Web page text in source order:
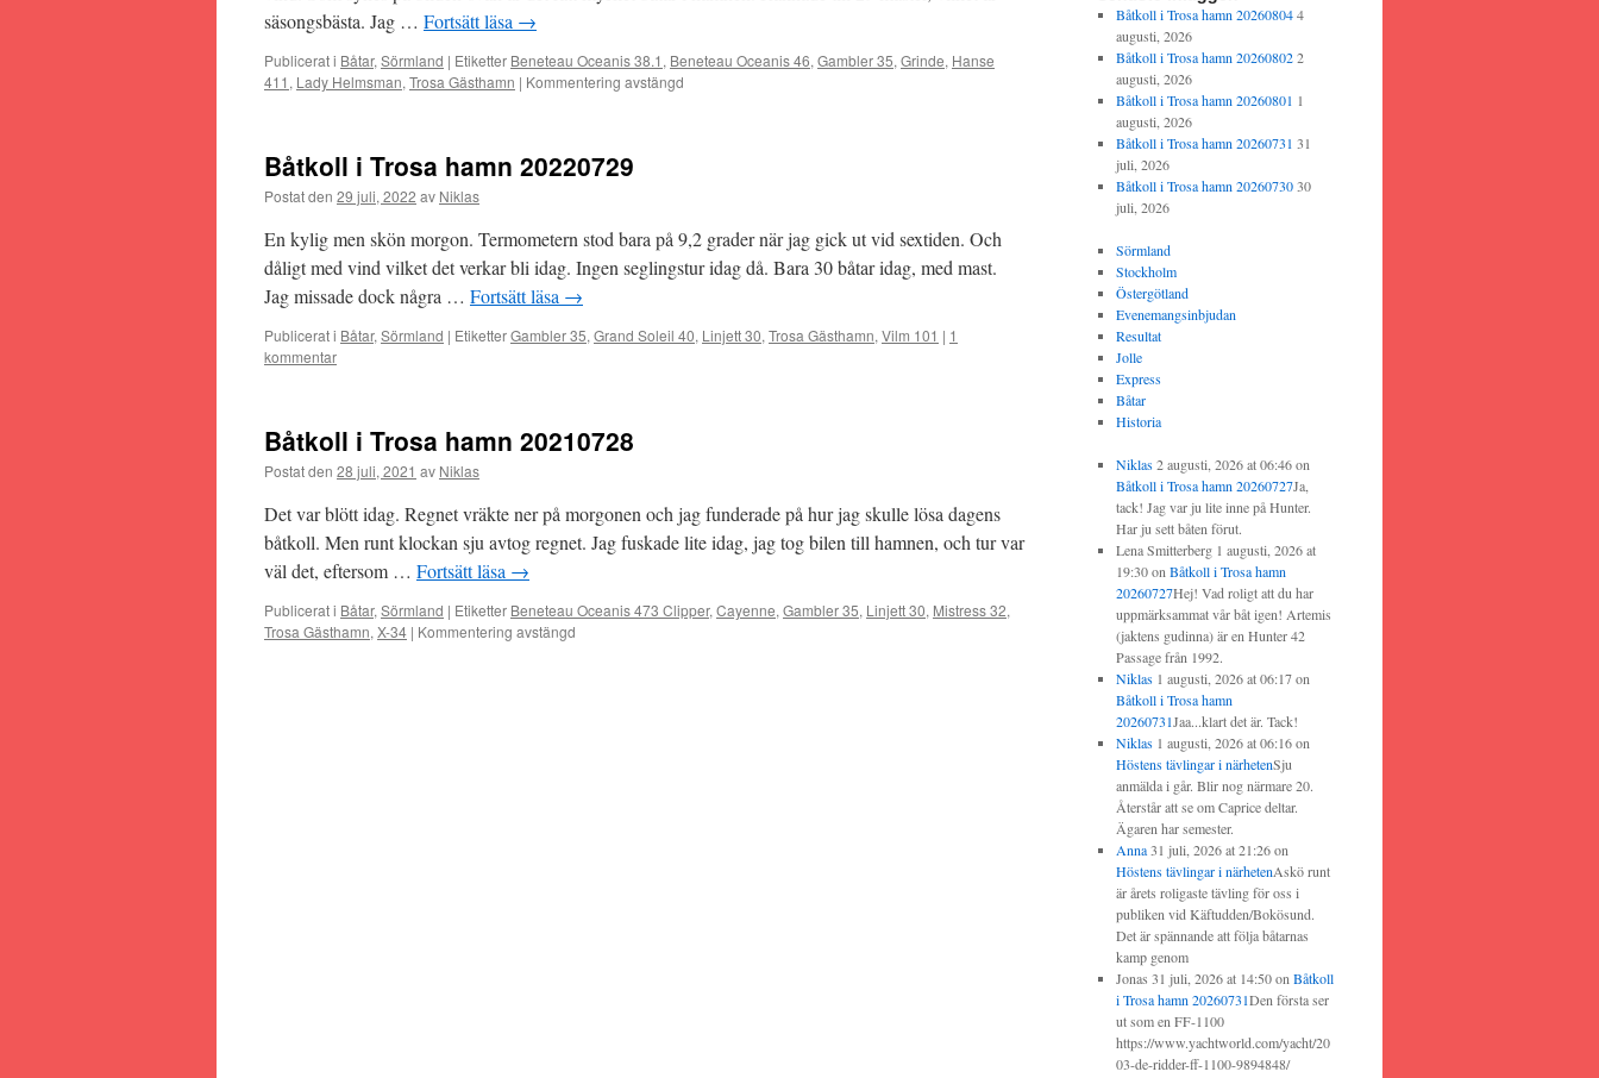
säsongsbästa. Jag … Fortsätt läsa →
Publicerat i Båtar, Sörmland | Etiketter Beneteau Oceanis 38.1 , Beneteau Oceanis 46, Gambler 35, Grinde, Hanse
411 , Lady Helmsman, Trosa Gästhamn | Kommentering avstängd
Båtkoll i Trosa hamn 20220729
Postat den 29 juli, 2022 av Niklas
En kylig men skön morgon. Termometern stod bara på 9,2 grader när jag gick ut vid sextiden. Och
dåligt med vind vilket det verkar bli idag. Ingen seglingstur idag då. Bara 30 båtar idag, med mast.
Jag missade dock några … Fortsätt läsa →
Publicerat i Båtar, Sörmland | EtiketterGambler 35, Grand Soleil 40, Linjett 30, Trosa Gästhamn, Vilm 101 | 1
kommentar
Båtkoll i Trosa hamn 20210728
Postat den 28 juli, 2021 av Niklas
Det var blött idag. Regnet vräkte ner på morgonen och jag funderade på hur jag skulle lösa dagens
båtkoll. Men runt klockan sju avtog regnet. Jag fuskade lite idag, jag tog bilen till hamnen, och tur var
väl det, eftersom … Fortsätt läsa →
Publicerat i Båtar, Sörmland | Etiketter Beneteau Oceanis 473 Clipper, Cayenne, Gambler 35, Linjett 30, Mistress 32,
Trosa Gästhamn, X-34 | Kommentering avstängd
Båtkoll i Trosa hamn 20260804 4
augusti, 2026
Båtkoll i Trosa hamn 20260802 2
augusti, 2026
Båtkoll i Trosa hamn 20260801 1
augusti, 2026
Båtkoll i Trosa hamn 20260731 31
juli, 2026
Båtkoll i Trosa hamn 20260730 30
juli, 2026
Sörmland
Stockholm
Östergötland
Evenemangsinbjudan
Resultat
Jolle
Express
Båtar
Historia
Niklas2 augusti, 2026 at 06:46on
Båtkoll i Trosa hamn 20260727Ja,
tack! Jag var ju lite inne på Hunter.
Har ju sett båten förut.
Lena Smitterberg1 augusti, 2026 at
19:30on Båtkoll i Trosa hamn
20260727Hej! Vad roligt att du har
uppmärksammat vår båt igen! Artemis
(jaktens gudinna) är en Hunter 42
Passage från 1992.
Niklas1 augusti, 2026 at 06:17on
Båtkoll i Trosa hamn
20260731Jaa...klart det är. Tack!
Niklas1 augusti, 2026 at 06:16on
Höstens tävlingar i närhetenSju
anmälda i går. Blir nog närmare 20.
Återstår att se om Caprice deltar.
Ägaren har semester.
Anna31 juli, 2026 at 21:26on
Höstens tävlingar i närhetenAskö runt
är årets roligaste tävling för oss i
publiken vid Käftudden/Bokösund.
Det är spännande att följa båtarnas
kamp genom
Jonas 31 juli, 2026 at 14:50on Båtkoll
i Trosa hamn 20260731Den första ser
ut som en FF-1100
https://www.yachtworld.com/yacht/20
03-de-ridder-ff-1100-9894848/